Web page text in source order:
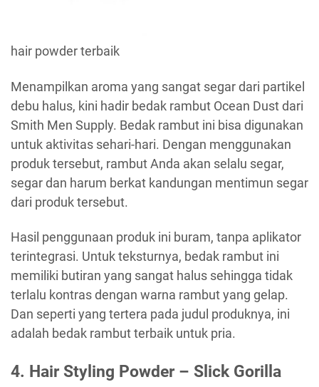
hair powder terbaik
Menampilkan aroma yang sangat segar dari partikel
debu halus, kini hadir bedak rambut Ocean Dust dari
Smith Men Supply. Bedak rambut ini bisa digunakan
untuk aktivitas sehari-hari. Dengan menggunakan
produk tersebut, rambut Anda akan selalu segar,
segar dan harum berkat kandungan mentimun segar
dari produk tersebut.
Hasil penggunaan produk ini buram, tanpa aplikator
terintegrasi. Untuk teksturnya, bedak rambut ini
memiliki butiran yang sangat halus sehingga tidak
terlalu kontras dengan warna rambut yang gelap.
Dan seperti yang tertera pada judul produknya, ini
adalah bedak rambut terbaik untuk pria.
4. Hair Styling Powder – Slick Gorilla